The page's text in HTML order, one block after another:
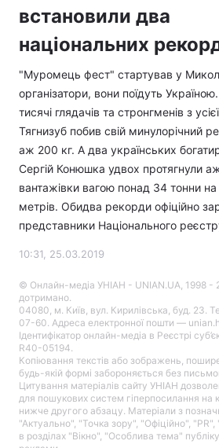
встановили два
національних
"Муромець фест" стартував у
організатори, вони поїдуть
тисячі глядачів та стронгменів з
Тягнизуб побив свій минулорічний
аж 200 кг. А два українських
Сергій Конюшка удвох протягнули
вантажівки вагою понад 34 тонни на
метрів. Обидва рекорди офіційно
представники Національного
10:31, 25.03.2019
© Онлайн-медіа УНІАН - UNIAN.UA, 1998 -
дотримано.
04080, м. Київ, вул. Кирилівська, буд.
07-60. Адреса електронної пошти —
Ідентифікатор онлайн-медіа в Реєстрі
R40-05194.
Копіювання текстів або зображень,
будь-якій формі забороняється без
Цитування матеріалів сайту УНІАН
для пошукових систем гіперпосилання на
нижче другого абзацу. Матеріали з
"Актуально", "Точка зору", "Офіційно", "PR",
в розділах "Вікно", "Особлива тема"